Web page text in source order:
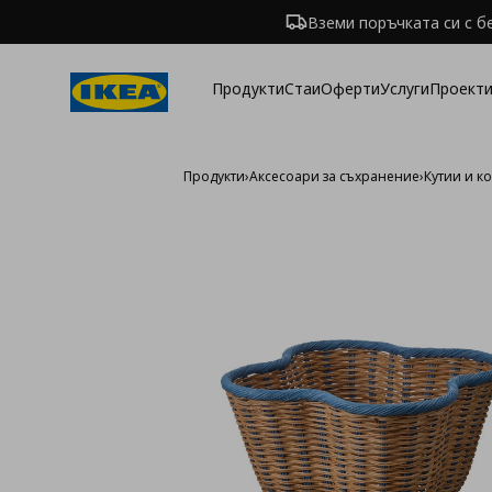
Вземи поръчката си с
ПродуктиСтаиОфертиУслуги
Продукти›Аксесоари за съхранение›Кутии и